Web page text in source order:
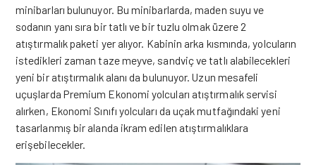
minibarları bulunuyor. Bu minibarlarda, maden suyu ve
sodanın yanı sıra bir tatlı ve bir tuzlu olmak üzere 2
atıştırmalık paketi yer alıyor. Kabinin arka kısmında, yolcuların
istedikleri zaman taze meyve, sandviç ve tatlı alabilecekleri
yeni bir atıştırmalık alanı da bulunuyor. Uzun mesafeli
uçuşlarda Premium Ekonomi yolcuları atıştırmalık servisi
alırken, Ekonomi Sınıfı yolcuları da uçak mutfağındaki yeni
tasarlanmış bir alanda ikram edilen atıştırmalıklara
erişebilecekler.